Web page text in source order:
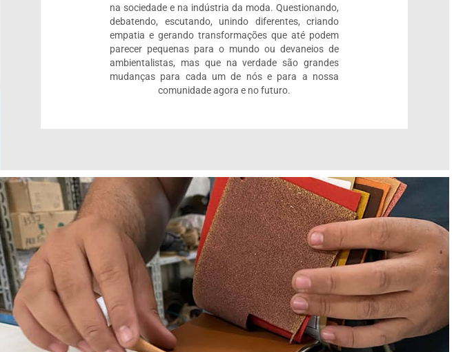
na sociedade e na indústria da moda. Questionando,
debatendo, escutando, unindo diferentes, criando
empatia e gerando transformações que até podem
parecer pequenas para o mundo ou devaneios de
ambientalistas, mas que na verdade são grandes
mudanças para cada um de nós e para a nossa
comunidade agora e no futuro.